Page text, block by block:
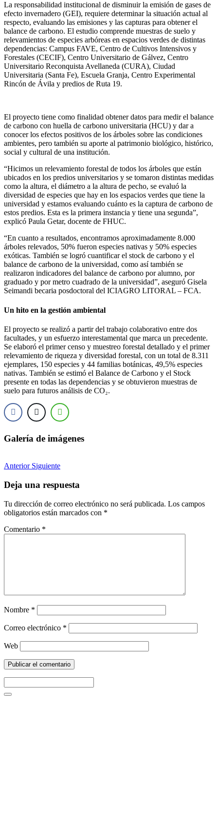
La responsabilidad institucional de disminuir la emisión de gases de
efecto invernadero (GEI), requiere determinar la situación actual al
respecto, evaluando las emisiones y las capturas para obtener el
balance de carbono. El estudio comprende muestras de suelo y
relevamientos de especies arbóreas en espacios verdes de distintas
dependencias: Campus FAVE, Centro de Cultivos Intensivos y
Forestales (CECIF), Centro Universitario de Gálvez, Centro
Universitario Reconquista Avellaneda (CURA), Ciudad
Universitaria (Santa Fe), Escuela Granja, Centro Experimental
Rincón de Ávila y predios de Ruta 19.
El proyecto tiene como finalidad obtener datos para medir el balance
de carbono con huella de carbono universitaria (HCU) y dar a
conocer los efectos positivos de los árboles sobre las condiciones
ambientes, pero también su aporte al patrimonio biológico, histórico,
social y cultural de una institución.
“Hicimos un relevamiento forestal de todos los árboles que están
ubicados en los predios universitarios y se tomaron distintas medidas
como la altura, el diámetro a la altura de pecho, se evaluó la
diversidad de especies que hay en los espacios verdes que tiene la
universidad y estamos evaluando cuánto es la captura de carbono de
estos predios. Esta es la primera instancia y tiene una segunda”,
explicó Paula Getar, docente de FHUC.
“En cuanto a resultados, encontramos aproximadamente 8.000
árboles relevados, 50% fueron especies nativas y 50% especies
exóticas. También se logró cuantificar el stock de carbono y el
balance de carbono de la universidad, como así también se
realizaron indicadores del balance de carbono por alumno, por
graduado y por metro cuadrado de la universidad”, aseguró Gisela
Seimandi becaria posdoctoral del ICIAGRO LITORAL – FCA.
Un hito en la gestión ambiental
El proyecto se realizó a partir del trabajo colaborativo entre dos
facultades, y un esfuerzo interestamental que marca un precedente.
Se elaboró el primer censo y muestreo forestal detallado y el primer
relevamiento de riqueza y diversidad forestal, con un total de 8.311
ejemplares, 150 especies y 44 familias botánicas, 49,5% especies
nativas. También se estimó el Balance de Carbono y el Stock
presente en todas las dependencias y se obtuvieron muestras de
suelo para futuros análisis de CO₂.
Galería de imágenes
Anterior Siguiente
Deja una respuesta
Tu dirección de correo electrónico no será publicada. Los campos
obligatorios están marcados con *
Comentario *
Nombre *
Correo electrónico *
Web